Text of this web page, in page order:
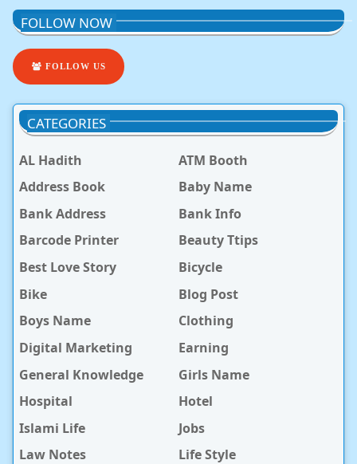
FOLLOW NOW
FOLLOW US
CATEGORIES
AL Hadith
ATM Booth
Address Book
Baby Name
Bank Address
Bank Info
Barcode Printer
Beauty Ttips
Best Love Story
Bicycle
Bike
Blog Post
Boys Name
Clothing
Digital Marketing
Earning
General Knowledge
Girls Name
Hospital
Hotel
Islami Life
Jobs
Law Notes
Life Style